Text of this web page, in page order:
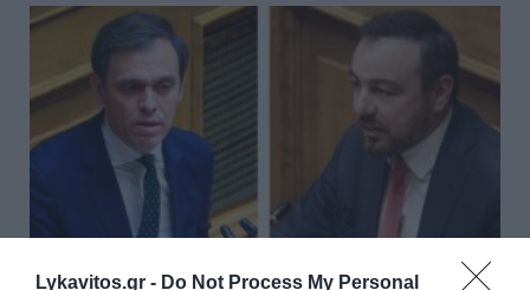
Lykavitos.gr - Do Not Process My Personal